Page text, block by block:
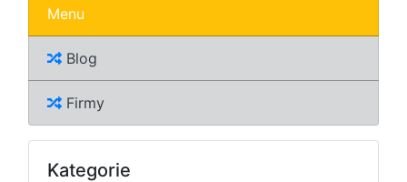
Menu
Blog
Firmy
Kategorie